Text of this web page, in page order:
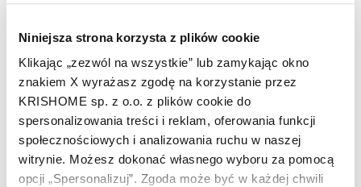
Niniejsza strona korzysta z plików cookie
Klikając „zezwól na wszystkie” lub zamykając okno
znakiem X wyrażasz zgodę na korzystanie przez
KRISHOME sp. z o.o. z plików cookie do
spersonalizowania treści i reklam, oferowania funkcji
społecznościowych i analizowania ruchu w naszej
witrynie. Możesz dokonać własnego wyboru za pomocą
opcji „Spersonalizuj”. Zgoda może być w każdej chwili
skorzystaj z formularza lub zadzwoń do nas już teraz.
Imię i nazwisko
Telefon